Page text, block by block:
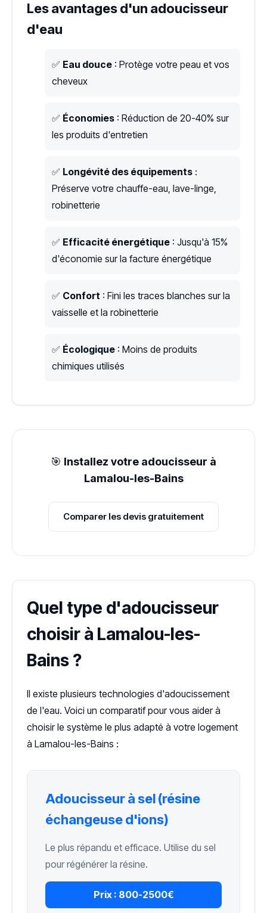
Les avantages d'un adoucisseur
d'eau
✅ Eau douce : Protège votre peau et vos
cheveux
✅ Économies : Réduction de 20-40% sur
les produits d'entretien
✅ Longévité des équipements :
Préserve votre chauffe-eau, lave-linge,
robinetterie
✅ Efficacité énergétique : Jusqu'à 15%
d'économie sur la facture énergétique
✅ Confort : Fini les traces blanches sur la
vaisselle et la robinetterie
✅ Écologique : Moins de produits
chimiques utilisés
🎯 Installez votre adoucisseur à
Lamalou-les-Bains
Comparer les devis gratuitement
Quel type d'adoucisseur
choisir à Lamalou-les-
Bains ?
Il existe plusieurs technologies d'adoucissement
de l'eau. Voici un comparatif pour vous aider à
choisir le système le plus adapté à votre logement
à Lamalou-les-Bains :
Adoucisseur à sel (résine
échangeuse d'ions)
Le plus répandu et efficace. Utilise du sel
pour régénérer la résine.
Prix : 800-2500€